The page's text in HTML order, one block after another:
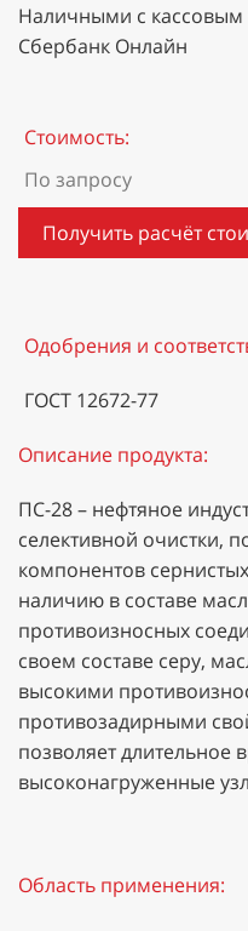
Наличными с кассовым
Сбербанк Онлайн
Стоимость:
По запросу
Получить расчёт
Одобрения и
ГОСТ 12672-77
Описание продукта:
ПС-28 – нефтяное
селективной очистки,
компонентов
наличию в составе
противоизносных
своем составе серу,
высокими
противозадирными
позволяет длительное
высоконагруженные
Область применения: